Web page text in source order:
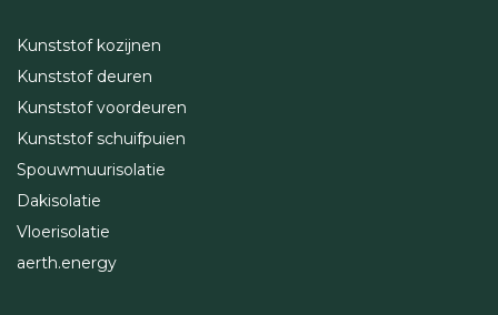
Kunststof kozijnen
Kunststof deuren
Kunststof voordeuren
Kunststof schuifpuien
Spouwmuurisolatie
Dakisolatie
Vloerisolatie
aerth.energy